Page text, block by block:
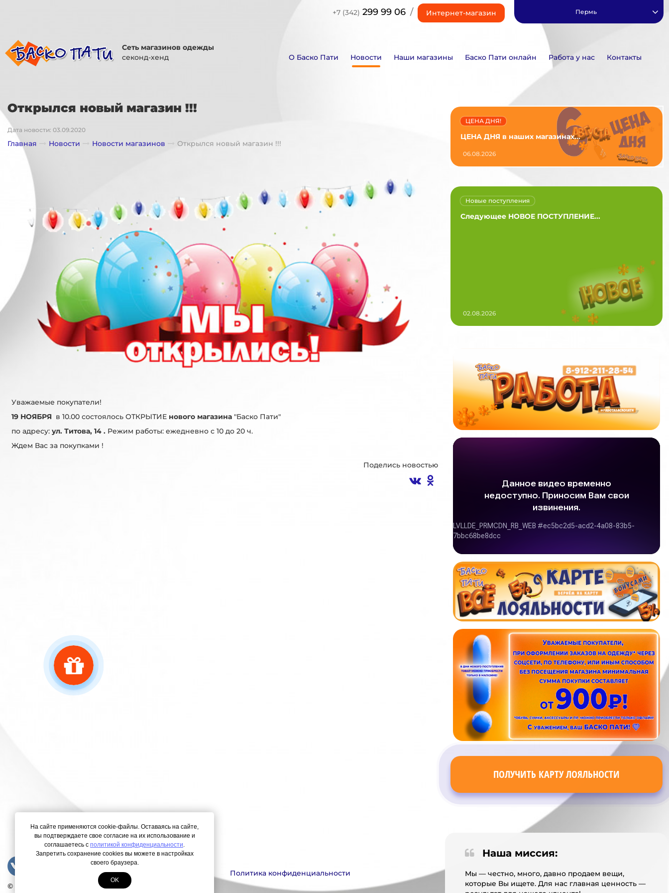
+7 (342) 299 99 06 / Интернет-магазин Пермь
Сеть магазинов одежды
секонд-хенд
О Баско Пати Новости Наши магазины Баско Пати онлайн Работа у нас Контакты
Открылся новый магазин !!!
Дата новости: 03.09.2020
Главная Новости Новости магазинов Открылся новый магазин !!!
Уважаемые покупатели!
19 НОЯБРЯ в 10.00 состоялось ОТКРЫТИЕ нового магазина "Баско Пати"
по адресу: ул. Титова, 14 . Режим работы: ежедневно с 10 до 20 ч.
Ждем Вас за покупками !
Поделись новостью
ЦЕНА ДНЯ в наших магазинах...
ЦЕНА ДНЯ!
06.08.2026
Следующее НОВОЕ ПОСТУПЛЕНИЕ...
Новые поступления
02.08.2026
ПОЛУЧИТЬ КАРТУ ЛОЯЛЬНОСТИ
© Copyright 2000-2026. Все права защищены.
Политика конфиденциальности
Наша миссия:
Мы — честно, много, давно продаем вещи,
которые Вы ищете. Для нас главная ценность —
На сайте применяются cookie-файлы. Оставаясь на сайте,
вы подтверждаете свое согласие на их использование и
соглашаетесь с политикой конфиденциальности.
Запретить сохранение cookies вы можете в настройках
своего браузера.
OK